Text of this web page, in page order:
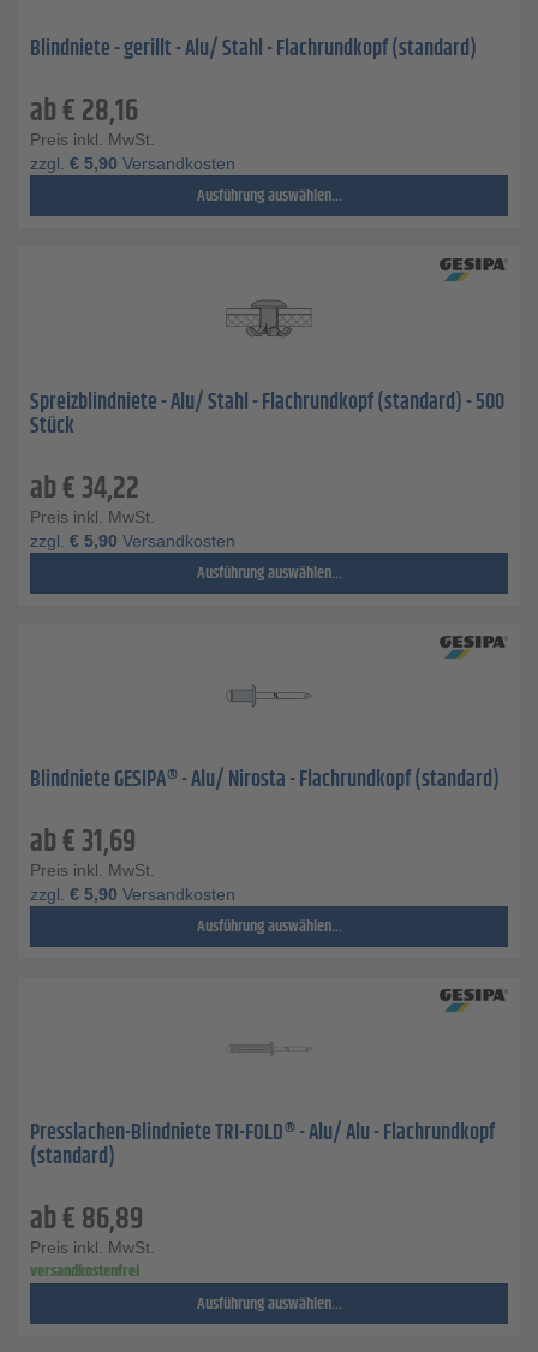
Blindniete - gerillt - Alu/ Stahl - Flachrundkopf (standard)
ab€28,16
Preis inkl. MwSt.
zzgl. € 5,90 Versandkosten
Ausführung auswählen...
Spreizblindniete - Alu/ Stahl - Flachrundkopf (standard) - 500
Stück
ab€34,22
Preis inkl. MwSt.
zzgl. € 5,90 Versandkosten
Ausführung auswählen...
Blindniete GESIPA® - Alu/ Nirosta - Flachrundkopf (standard)
ab€31,69
Preis inkl. MwSt.
zzgl. € 5,90 Versandkosten
Ausführung auswählen...
Presslachen-Blindniete TRI-FOLD® - Alu/ Alu - Flachrundkopf
(standard)
ab€86,89
Preis inkl. MwSt.
versandkostenfrei
Ausführung auswählen...